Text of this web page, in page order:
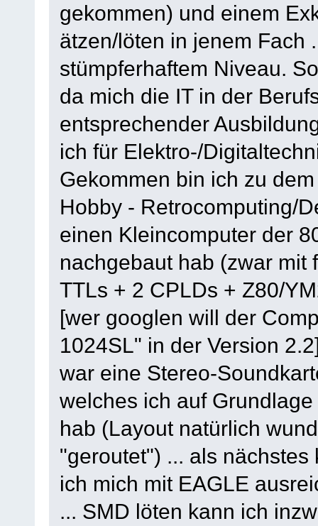
gekommen) und einem
ätzen/löten in jenem Fach
stümpferhaftem Niveau.
da mich die IT in der
entsprechender
ich für Elektro-/
Gekommen bin ich zu
Hobby - Retrocomputing/
einen Kleincomputer der
nachgebaut hab (zwar mit
TTLs + 2 CPLDs + Z80/
[wer googlen will der
1024SL" in der Version
war eine Stereo-
welches ich auf
hab (Layout natürlich
"geroutet") ... als
ich mich mit EAGLE
... SMD löten kann ich